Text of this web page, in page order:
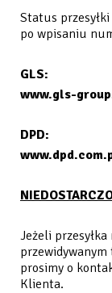
Status
po wpisaniu
GLS:
www.gls-
DPD:
Jeżeli
prosimy o
Klienta.